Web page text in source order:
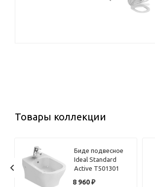
Товары коллекции
Биде подвесное
Ideal Standard
Active T501301
8 960₽